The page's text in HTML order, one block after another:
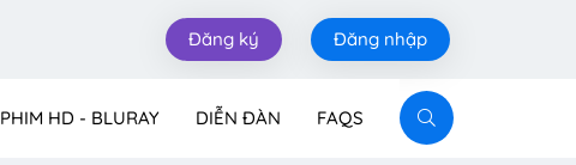
Đăng ký Đăng nhập
PHIM HD - BLURAY DIỄN ĐÀN FAQS